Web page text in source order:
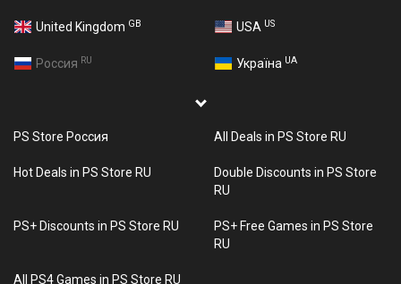
United Kingdom GB USA US
Россия RU Україна UA
PS Store Россия All Deals in PS Store RU
Hot Deals in PS Store RU
Double Discounts in PS Store
RU
PS+ Discounts in PS Store RU
PS+ Free Games in PS Store
RU
All PS4 Games in PS Store RU